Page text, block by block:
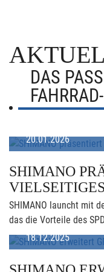
DAS
20.01.2026
SHIMANO
SHIMANO launcht mit
das die Vorteile des
18.12.2025